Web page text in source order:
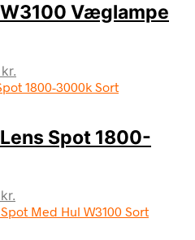
Væglampe
kr..
kr.
aktuelle
1.744,00 kr..Spot 1800-
kr.
aktuelle